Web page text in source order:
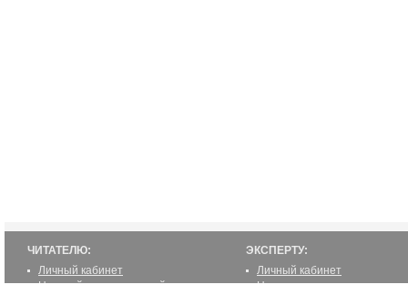
ЧИТАТЕЛЮ:
Личный кабинет
Настройка уведомлений
ЭКСПЕРТУ:
Личный кабинет
Написать статью